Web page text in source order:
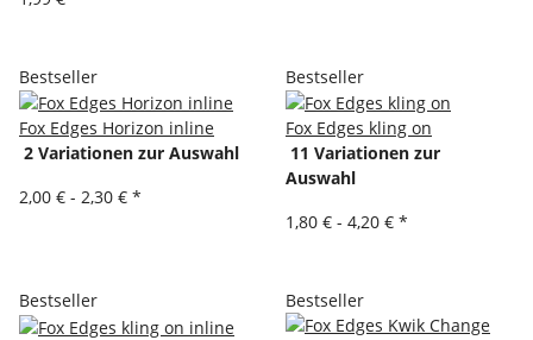
Bestseller
Fox Edges Horizon inline
2 Variationen zur Auswahl
2,00 € - 2,30 € *
Bestseller
Fox Edges kling on
11 Variationen zur
Auswahl
1,80 € - 4,20 € *
Bestseller Bestseller